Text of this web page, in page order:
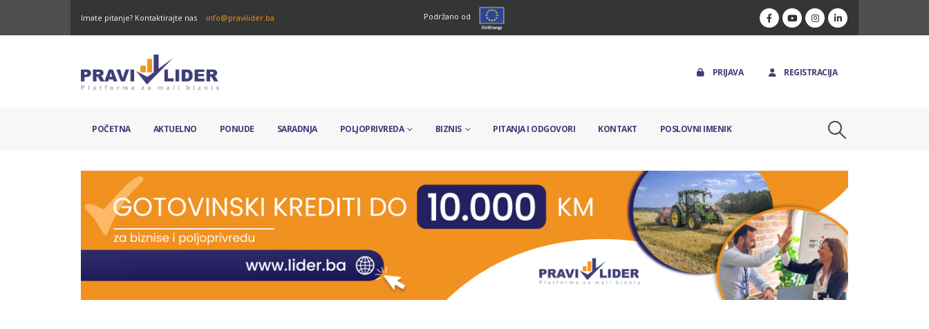
Imate pitanje? Kontaktirajte nas info@pravilider.ba Podržano od
PRIJAVA REGISTRACIJA
POČETNA AKTUELNO PONUDE SARADNJA POLJOPRIVREDA BIZNIS PITANJA I ODGOVORI KONTAKT POSLOVNI IMENIK